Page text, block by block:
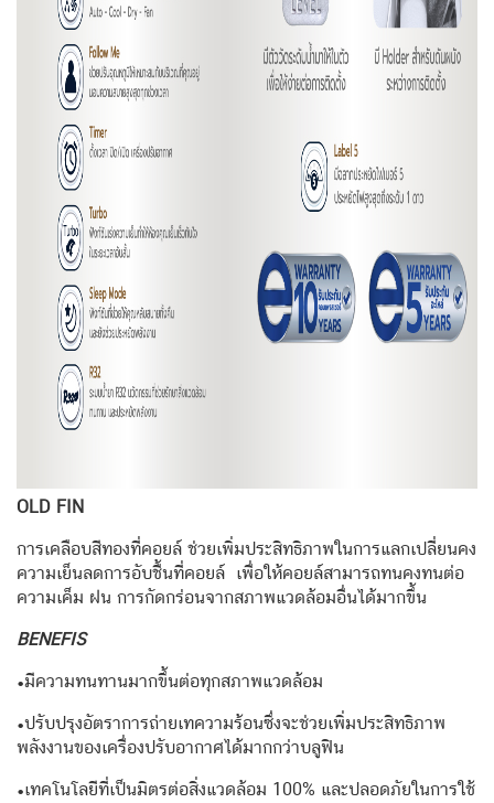
OLD FIN
การเคลือบสีทองที่คอยล์ ช่วยเพิ่มประสิทธิภาพในการแลกเปลี่ยนคง
ความเย็นลดการอับชื้นที่คอยล์ เพื่อให้คอยล์สามารถทนคงทนต่อ
ความเค็ม ฝน การกัดกร่อนจากสภาพแวดล้อมอื่นได้มากขึ้น
BENEFIS
•มีความทนทานมากขึ้นต่อทุกสภาพแวดล้อม
•ปรับปรุงอัตราการถ่ายเทความร้อนซึ่งจะช่วยเพิ่มประสิทธิภาพ
พลังงานของเครื่องปรับอากาศได้มากกว่าบลูฟิน
•เทคโนโลยีที่เป็นมิตรต่อสิ่งแวดล้อม 100% และปลอดภัยในการใช้